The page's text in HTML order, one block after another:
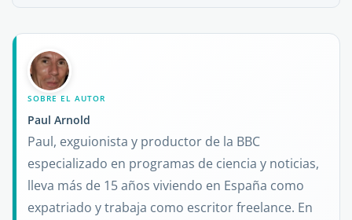
SOBRE EL AUTOR
Paul Arnold
Paul, exguionista y productor de la BBC
especializado en programas de ciencia y noticias,
lleva más de 15 años viviendo en España como
expatriado y trabaja como escritor freelance. En